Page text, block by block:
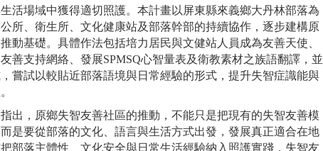
活場域中獲得適切照護。本計畫以屏東縣來義鄉大丹林部落為
所、衛生所、文化健康站及部落幹部的持續協作，逐步建構原
動基礎。具體作法包括培力居民與文健站人員成為友善天使、
善支持網絡、發展SPMSQ心智量表及衛教素材之族語翻譯，並
嘗試以較貼近部落語境與日常經驗的形式，提升失智症識能與
出，原鄉失智友善社區的推動，不能只是把現有的失智友善模
是要從部落的文化、語言與生活方式出發，發展真正適合在地
部落主體性、文化安全與日常生活經驗納入照護實踐，失智友